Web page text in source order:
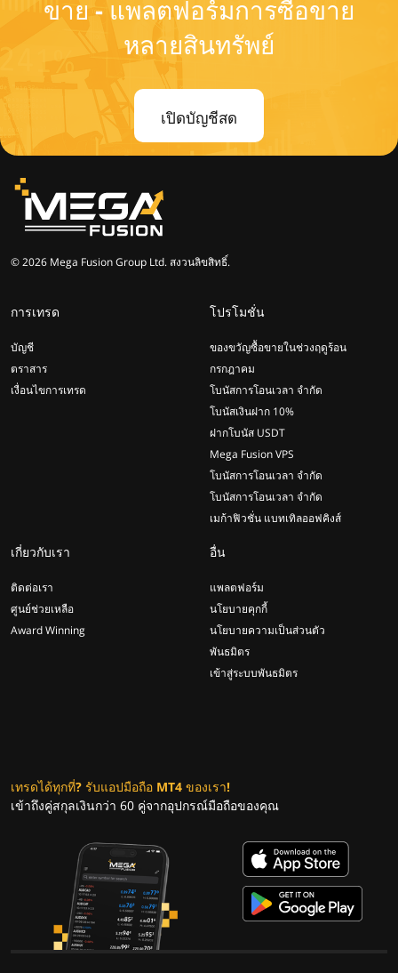
ขาย - แพลตฟอร์มการซื้อขาย
หลายสินทรัพย์
เปิดบัญชีสด
© 2026 Mega Fusion Group Ltd. สงวนลิขสิทธิ์.
การเทรด
บัญชี
ตราสาร
เงื่อนไขการเทรด
โปรโมชั่น
ของขวัญซื้อขายในช่วงฤดูร้อน
กรกฎาคม
โบนัสการโอนเวลา จำกัด
โบนัสเงินฝาก 10%
ฝากโบนัส USDT
Mega Fusion VPS
โบนัสการโอนเวลา จำกัด
โบนัสการโอนเวลา จำกัด
เมก้าฟิวชั่น แบทเทิลออฟคิงส์
เกี่ยวกับเรา
ติดต่อเรา
ศูนย์ช่วยเหลือ
Award Winning
อื่น
แพลตฟอร์ม
นโยบายคุกกี้
นโยบายความเป็นส่วนตัว
พันธมิตร
เข้าสู่ระบบพันธมิตร
เทรดได้ทุกที่? รับแอปมือถือ MT4 ของเรา!
เข้าถึงคู่สกุลเงินกว่า 60 คู่จากอุปกรณ์มือถือของคุณ